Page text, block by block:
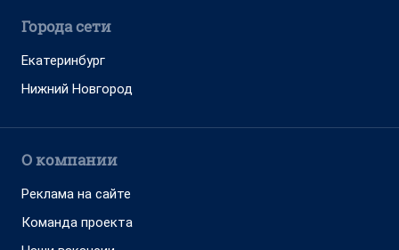
Города сети
Екатеринбург
Нижний Новгород
О компании
Реклама на сайте
Команда проекта